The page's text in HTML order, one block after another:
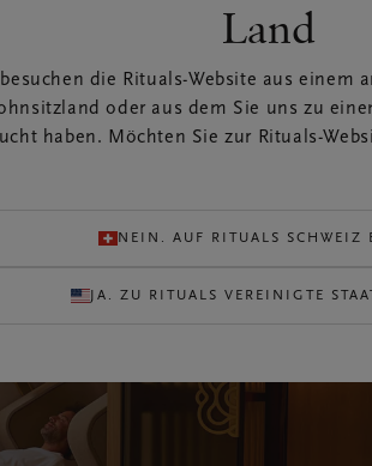
Land
die Rituals-Website aus einem
oder aus dem Sie uns zu
haben. Möchten Sie zur Rituals-